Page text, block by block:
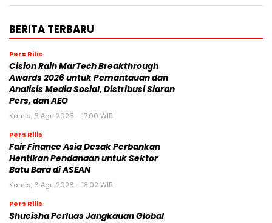
BERITA TERBARU
Pers Rilis
Cision Raih MarTech Breakthrough
Awards 2026 untuk Pemantauan dan
Analisis Media Sosial, Distribusi Siaran
Pers, dan AEO
Kamis, 6 Agu 2026 - 17:00 WIB
Pers Rilis
Fair Finance Asia Desak Perbankan
Hentikan Pendanaan untuk Sektor
Batu Bara di ASEAN
Kamis, 6 Agu 2026 - 13:02 WIB
Pers Rilis
Shueisha Perluas Jangkauan Global